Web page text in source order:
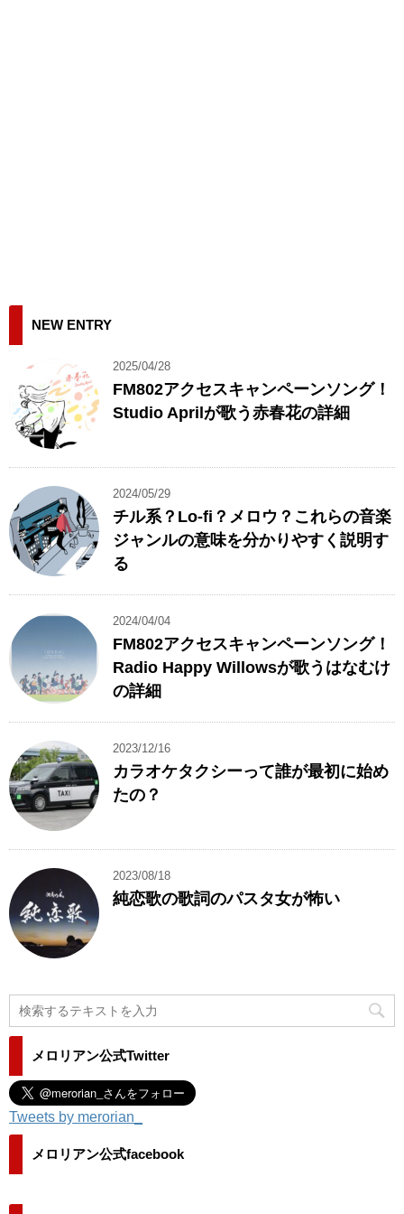
NEW ENTRY
2025/04/28
FM802アクセスキャンペーンソング！
Studio Aprilが歌う赤春花の詳細
2024/05/29
チル系？Lo-fi？メロウ？これらの音楽
ジャンルの意味を分かりやすく説明す
る
2024/04/04
FM802アクセスキャンペーンソング！
Radio Happy Willowsが歌うはなむけ
の詳細
2023/12/16
カラオケタクシーって誰が最初に始め
たの？
2023/08/18
純恋歌の歌詞のパスタ女が怖い
メロリアン公式Twitter
Tweets by merorian_
メロリアン公式facebook